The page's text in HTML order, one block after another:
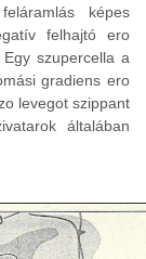
képes
felhajtó ero
szupercella a
gradiens ero
levegot szippant
általában